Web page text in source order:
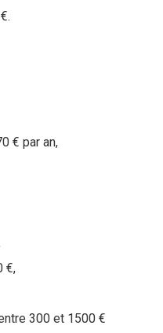
€ par an,
€,
300 et 1500 €